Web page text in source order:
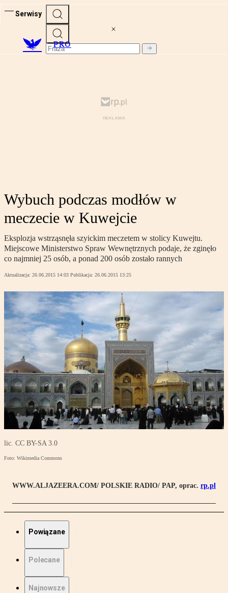
Serwisy
PRO
Wybuch podczas modłów w
meczecie w Kuwejcie
Eksplozja wstrząsnęła szyickim meczetem w stolicy Kuwejtu.
Miejscowe Ministerstwo Spraw Wewnętrznych podaje, że zginęło
co najmniej 25 osób, a ponad 200 osób zostało rannych
Aktualizacja: 26.06.2015 14:03 Publikacja: 26.06.2015 13:25
lic. CC BY-SA 3.0
Foto: Wikimedia Commons
WWW.ALJAZEERA.COM/ POLSKIE RADIO/ PAP, oprac. rp.pl
Powiązane
Polecane
Najnowsze